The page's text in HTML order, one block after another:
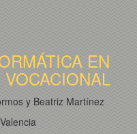
EN
y Beatriz Martínez